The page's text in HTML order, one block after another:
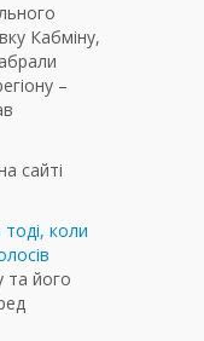
Кабміну,
–
сайті
тоді, коли
та його